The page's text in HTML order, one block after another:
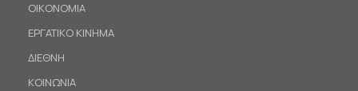
ΟΙΚΟΝΟΜΙΑ
ΕΡΓΑΤΙΚΟ ΚΙΝΗΜΑ
ΔΙΕΘΝΗ
ΚΟΙΝΩΝΙΑ